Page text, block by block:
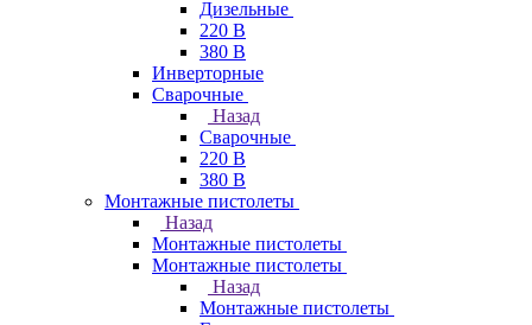
Дизельные
220 В
380 В
Инверторные
Сварочные
Назад
Сварочные
220 В
380 В
Монтажные пистолеты
Назад
Монтажные пистолеты
Монтажные пистолеты
Назад
Монтажные пистолеты